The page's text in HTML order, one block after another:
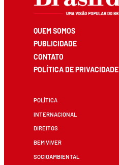
QUEM SOMOS
PUBLICIDADE
CONTATO
POLÍTICA DE PRIVACIDADE
POLÍTICA
INTERNACIONAL
DIREITOS
BEM VIVER
SOCIOAMBIENTAL